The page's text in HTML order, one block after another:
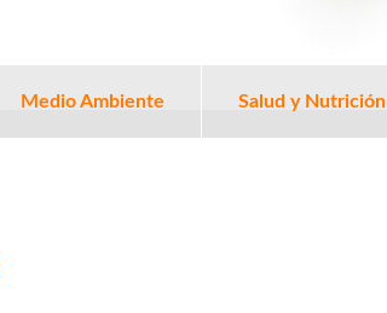
Medio Ambiente Salud y Nutrición